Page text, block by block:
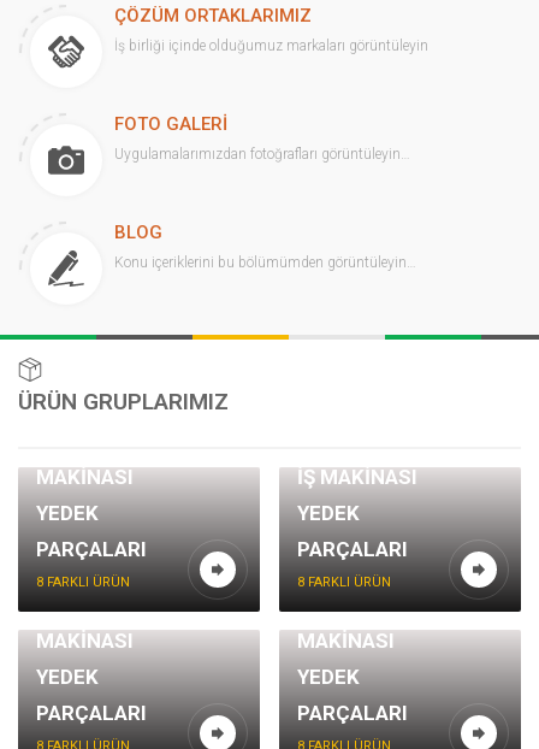
ÇÖZÜM ORTAKLARIMIZ
İş birliği içinde olduğumuz markaları görüntüleyin
FOTO GALERİ
Uygulamalarımızdan fotoğrafları görüntüleyin…
BLOG
Konu içeriklerini bu bölümümden görüntüleyin…
ÜRÜN GRUPLARIMIZ
MAKİNASI
YEDEK
PARÇALARI
8 FARKLI ÜRÜN
İŞ MAKİNASI
YEDEK
PARÇALARI
8 FARKLI ÜRÜN
MAKİNASI
YEDEK
PARÇALARI
MAKİNASI
YEDEK
PARÇALARI